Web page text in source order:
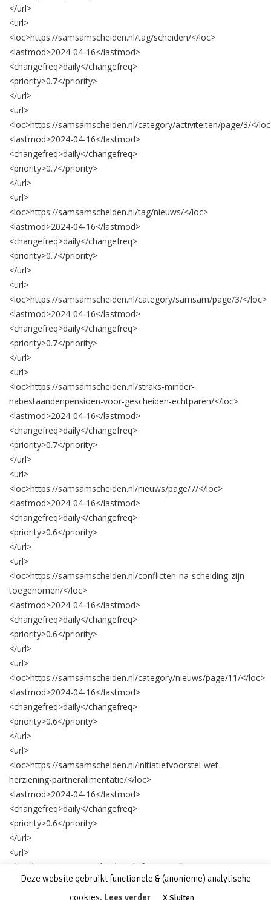
</url>
<url>
<loc>https://samsamscheiden.nl/tag/scheiden/</loc>
<lastmod>2024-04-16</lastmod>
<changefreq>daily</changefreq>
<priority>0.7</priority>
</url>
<url>
<loc>https://samsamscheiden.nl/category/activiteiten/page/3/</
<lastmod>2024-04-16</lastmod>
<changefreq>daily</changefreq>
<priority>0.7</priority>
</url>
<url>
<loc>https://samsamscheiden.nl/tag/nieuws/</loc>
<lastmod>2024-04-16</lastmod>
<changefreq>daily</changefreq>
<priority>0.7</priority>
</url>
<url>
<loc>https://samsamscheiden.nl/category/samsam/page/3/</loc>
<lastmod>2024-04-16</lastmod>
<changefreq>daily</changefreq>
<priority>0.7</priority>
</url>
<url>
<loc>https://samsamscheiden.nl/straks-minder-
nabestaandenpensioen-voor-gescheiden-echtparen/</loc>
<lastmod>2024-04-16</lastmod>
<changefreq>daily</changefreq>
<priority>0.7</priority>
</url>
<url>
<loc>https://samsamscheiden.nl/nieuws/page/7/</loc>
<lastmod>2024-04-16</lastmod>
<changefreq>daily</changefreq>
<priority>0.6</priority>
</url>
<url>
<loc>https://samsamscheiden.nl/conflicten-na-scheiding-zijn-
toegenomen/</loc>
<lastmod>2024-04-16</lastmod>
<changefreq>daily</changefreq>
<priority>0.6</priority>
</url>
<url>
<loc>https://samsamscheiden.nl/category/nieuws/page/11/</loc>
<lastmod>2024-04-16</lastmod>
<changefreq>daily</changefreq>
<priority>0.6</priority>
</url>
<url>
<loc>https://samsamscheiden.nl/initiatiefvoorstel-wet-
herziening-partneralimentatie/</loc>
<lastmod>2024-04-16</lastmod>
<changefreq>daily</changefreq>
<priority>0.6</priority>
</url>
<url>
<loc> https://samsamscheiden.nl/rfea-verwelkomt-nieuwe-
bestuursleden/</loc>
2024-04-16</lastmod>
Deze website gebruikt functionele & (anonieme) analytische
cookies. Lees verder X Sluiten